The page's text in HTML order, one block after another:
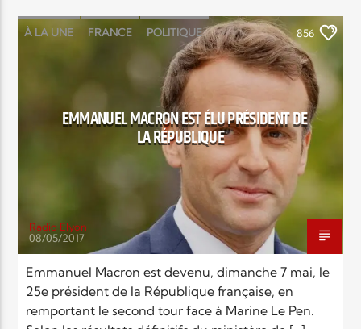
Elyon Hits
Elyon Live
À LA UNE FRANCE POLITIQUE 856
EMMANUEL MACRON EST ÉLU PRÉSIDENT DE
LA RÉPUBLIQUE
Radio Elyon
08/05/2017
Emmanuel Macron est devenu, dimanche 7 mai, le
25e président de la République française, en
remportant le second tour face à Marine Le Pen.